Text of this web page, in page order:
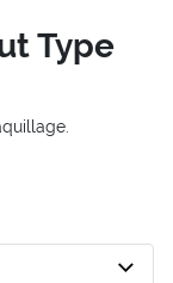
Type